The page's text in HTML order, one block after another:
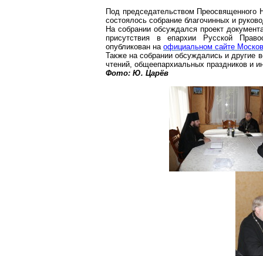
Под председательством Преосвященного
состоялось собрание благочинных и
На собрании обсуждался проект
присутствия в епархии Русской
опубликован на официальном сайте
Также на собрании обсуждались и другие
чтений, общеепархиальных праздников и
Фото: Ю. Царёв